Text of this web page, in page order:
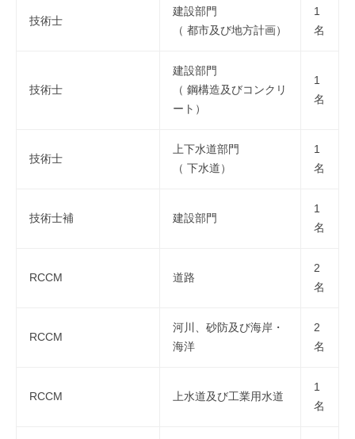
技術士
建設部門
（ 都市及び地方計画）
1
名
技術士
建設部門
（ 鋼構造及びコンクリ
ート）
1
名
技術士
上下水道部門
（ 下水道）
1
名
技術士補 建設部門
1
名
RCCM 道路
2
名
RCCM
河川、砂防及び海岸・
海洋
2
名
RCCM 上水道及び工業用水道
1
名